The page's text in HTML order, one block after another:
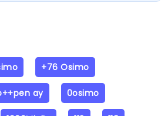
+76 Osimo
ay 0osimo